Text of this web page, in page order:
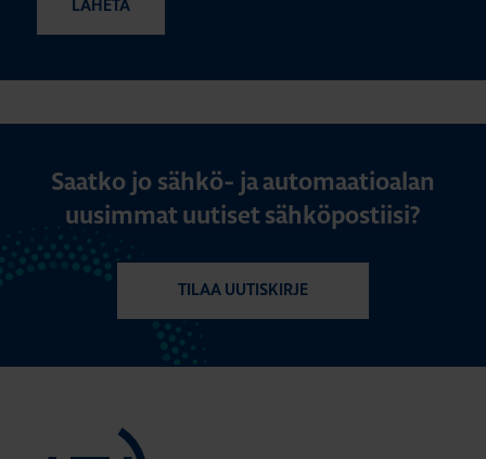
Saatko jo sähkö- ja automaatioalan
uusimmat uutiset sähköpostiisi?
TILAA UUTISKIRJE